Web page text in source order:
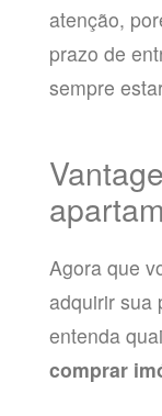
atenção,
prazo de
sempre
Agora que
adquirir sua
entenda
comprar